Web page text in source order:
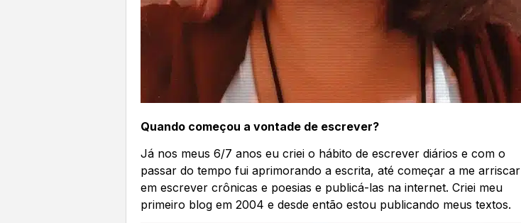
Quando começou a vontade de escrever?
Já nos meus 6/7 anos eu criei o hábito de escrever diários e com o
passar do tempo fui aprimorando a escrita, até começar a me arriscar
em escrever crônicas e poesias e publicá-las na internet. Criei meu
primeiro blog em 2004 e desde então estou publicando meus textos.